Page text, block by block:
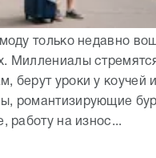
только недавно
Миллениалы
берут уроки у коучей и
романтизирующие
работу на износ...